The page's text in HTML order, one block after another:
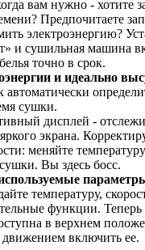
вам нужно - хотите
Предпочитаете
электроэнергию?
и сушильная машина
точно в срок.
и идеально
сушки.
дисплей -
экрана.
меняйте
Вы здесь босс.
температуру,
функции. Теперь
в верхнем
включить ее.